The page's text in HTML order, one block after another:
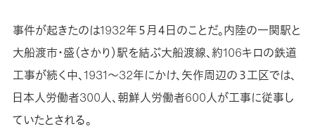
事件が起きたのは1932年５月４日のことだ。内陸の一関駅と
大船渡市・盛（さかり）駅を結ぶ大船渡線、約106キロの鉄道
工事が続く中、1931～32年にかけ、矢作周辺の３工区では、
日本人労働者300人、朝鮮人労働者600人が工事に従事し
ていたとされる。